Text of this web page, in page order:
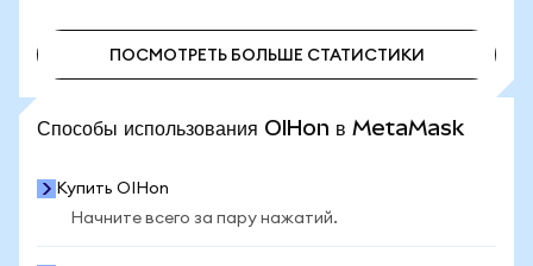
ПОСМОТРЕТЬ БОЛЬШЕ СТАТИСТИКИ
Способы использования OIHon в MetaMask
Купить OIHon
Начните всего за пару нажатий.